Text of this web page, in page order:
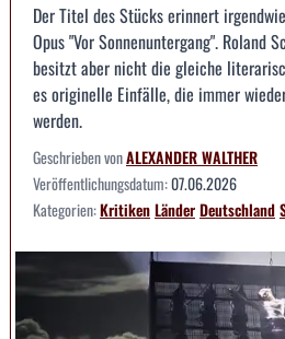
Der Titel des Stücks erinnert
Opus "Vor Sonnenuntergang". Roland
besitzt aber nicht die gleiche
es originelle Einfälle, die immer
werden.
Geschrieben vonALEXANDER WALTHER
Veröffentlichungsdatum:07.06.2026
Kategorien:KritikenLänderDeutschland